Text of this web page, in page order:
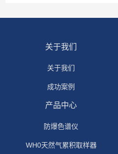
关于我们
关于我们
成功案例
产品中心
防爆色谱仪
WH0天然气累积取样器